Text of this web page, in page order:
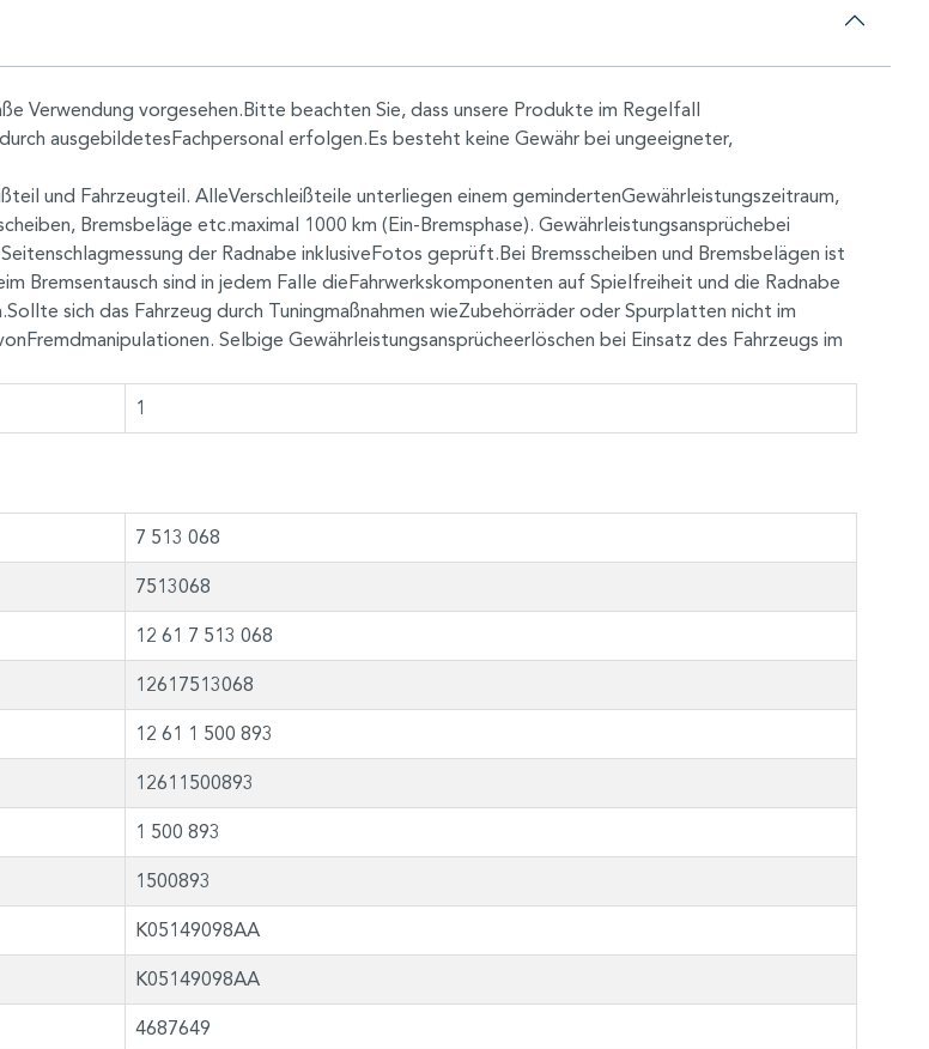
Verwendung vorgesehen.Bitte beachten Sie, dass unsere Produkte im Regelfall
ausgebildetesFachpersonal erfolgen.Es besteht keine Gewähr bei ungeeigneter,
und Fahrzeugteil. AlleVerschleißteile unterliegen einem gemindertenGewährleistungszeitraum,
Bremsbeläge etc.maximal 1000 km (Ein-Bremsphase). Gewährleistungsansprüchebei
der Radnabe inklusiveFotos geprüft.Bei Bremsscheiben und Bremsbelägen ist
Bremsentausch sind in jedem Falle dieFahrwerkskomponenten auf Spielfreiheit und die Radnabe
sich das Fahrzeug durch Tuningmaßnahmen wieZubehörräder oder Spurplatten nicht im
Selbige Gewährleistungsansprücheerlöschen bei Einsatz des Fahrzeugs im
1
7 513 068
7513068
12 61 7 513 068
12617513068
12 61 1 500 893
12611500893
1 500 893
1500893
K05149098AA
K05149098AA
4687649